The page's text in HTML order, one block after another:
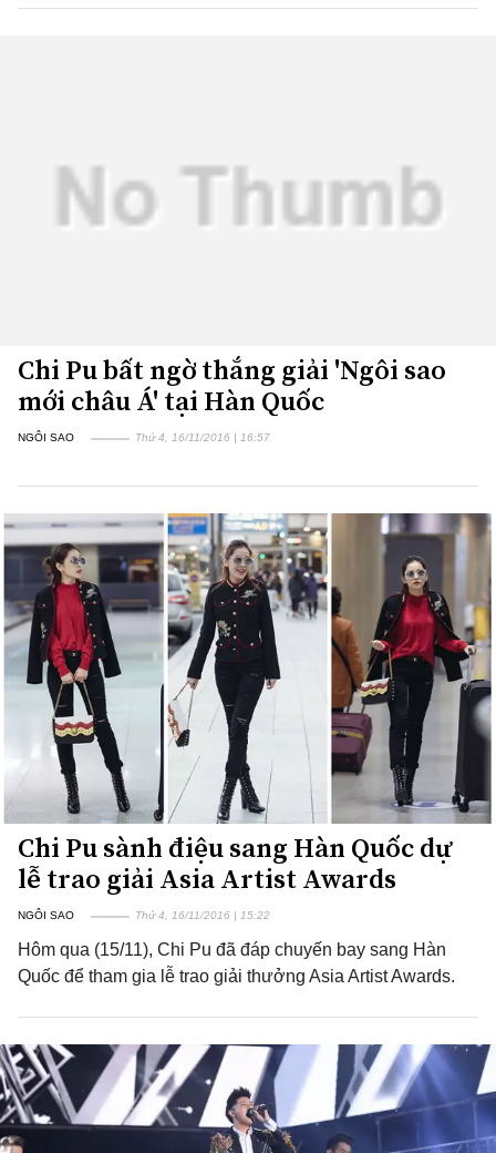
Chi Pu bất ngờ thắng giải 'Ngôi sao
mới châu Á' tại Hàn Quốc
NGÔI SAO Thứ 4, 16/11/2016 | 16:57
Chi Pu sành điệu sang Hàn Quốc dự
lễ trao giải Asia Artist Awards
NGÔI SAO Thứ 4, 16/11/2016 | 15:22
Hôm qua (15/11), Chi Pu đã đáp chuyến bay sang Hàn
Quốc để tham gia lễ trao giải thưởng Asia Artist Awards.